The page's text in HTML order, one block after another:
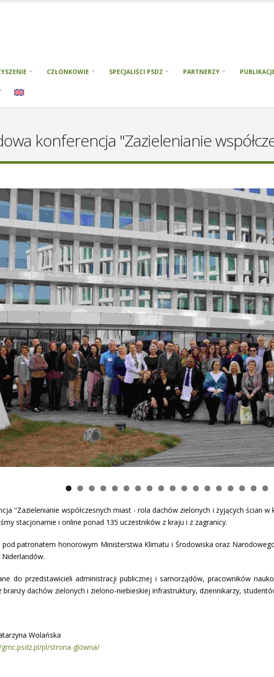
CZŁONKOWIE SPECJALIŚCI PSDZ PARTNERZY
konferencja "Zazielenianie
"Zazielenianie współczesnych miast - rola dachów zielonych i żyjących ścian
stacjonarnie i online ponad 135 uczestników z kraju i z zagranicy.
pod patronatem honorowym Ministerstwa Klimatu i Środowiska oraz
do przedstawicieli administracji publicznej i samorządów, pracowników
dachów zielonych i zielono-niebieskiej infrastruktury, dziennikarzy,
Wolańska
pl/strona-glowna/